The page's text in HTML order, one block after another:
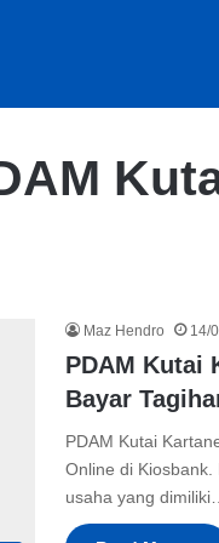
Maz Hendro 14/
PDAM Kutai
Bayar
PDAM Kutai
Online di
usaha yang dimiliki…